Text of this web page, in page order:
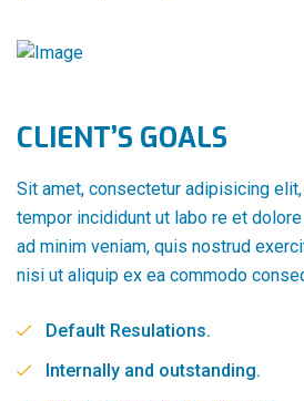
CLIENT’S GOALS
Sit amet, consectetur adipisicing
tempor incididunt ut labo re et
ad minim veniam, quis nostrud
nisi ut aliquip ex ea commodo
Default Resulations.
Internally and outstanding.